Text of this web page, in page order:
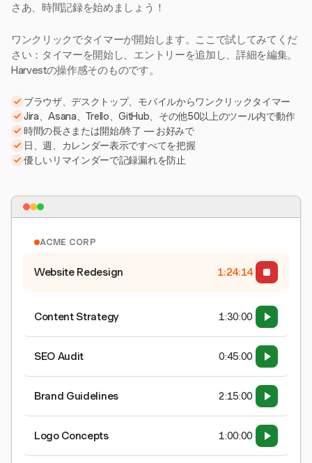
さあ、時間記録を始めましょう！
ワンクリックでタイマーが開始します。ここで試してみてくだ
さい：タイマーを開始し、エントリーを追加し、詳細を編集。
Harvestの操作感そのものです。
ブラウザ、デスクトップ、モバイルからワンクリックタイマー
Jira、Asana、Trello、GitHub、その他50以上のツール内で動作
時間の長さまたは開始/終了 — お好みで
日、週、カレンダー表示ですべてを把握
優しいリマインダーで記録漏れを防止
ACME CORP
Website Redesign 1:24:15
Content Strategy 1:30:00
SEO Audit 0:45:00
Brand Guidelines 2:15:00
Logo Concepts 1:00:00